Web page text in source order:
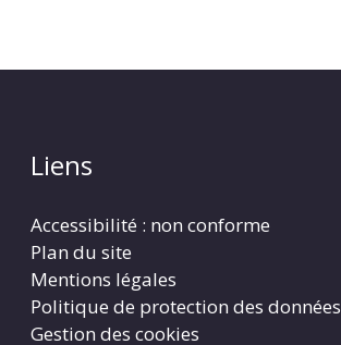
Liens
Accessibilité : non conforme
Plan du site
Mentions légales
Politique de protection des données
Gestion des cookies